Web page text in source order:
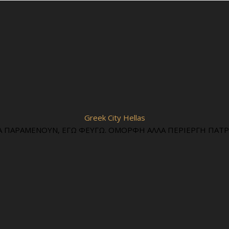
Greek City Hellas
ΠΑΡΑΜΕΝΟΥΝ, ΕΓΩ ΦΕΥΓΩ. ΟΜΟΡΦΗ ΑΛΛΑ ΠΕΡΙΕΡΓΗ